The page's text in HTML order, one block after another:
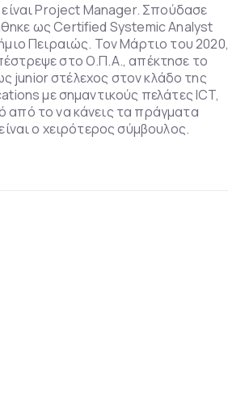
Project Manager. Σπούδασε
ως Certified Systemic Analyst
Πειραιώς. Τον Μάρτιο του 2020,
στο Ο.Π.Α., απέκτησε το
junior στέλεχος στον κλάδο της
με σημαντικούς πελάτες ICT,
από το να κάνεις τα πράγματα
ο χειρότερος σύμβουλος.